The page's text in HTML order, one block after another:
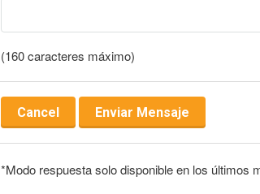
(160 caracteres máximo)
*Modo respuesta solo disponible en los últimos